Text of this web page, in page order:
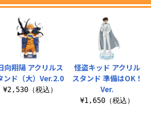
怪盗キッド アクリル
スタンド 準備はOK！
Ver.
¥1,650（税込）
向翔陽 アクリルス
ンド（大）Ver.2.0
¥2,530（税込）